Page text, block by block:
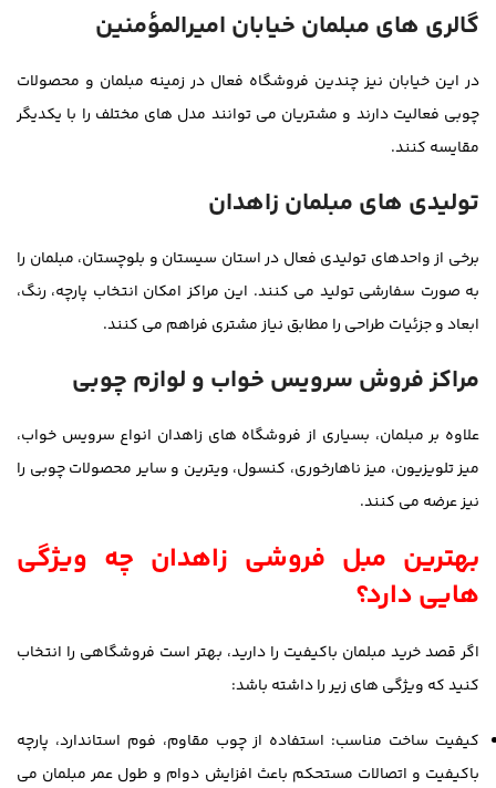
گالری های مبلمان خیابان امیرالمؤمنین
در این خیابان نیز چندین فروشگاه فعال در زمینه مبلمان و محصولات
چوبی فعالیت دارند و مشتریان می توانند مدل های مختلف را با یکدیگر
مقایسه کنند.
تولیدی های مبلمان زاهدان
برخی از واحدهای تولیدی فعال در استان سیستان و بلوچستان، مبلمان را
به صورت سفارشی تولید می کنند. این مراکز امکان انتخاب پارچه، رنگ،
ابعاد و جزئیات طراحی را مطابق نیاز مشتری فراهم می کنند.
مراکز فروش سرویس خواب و لوازم چوبی
علاوه بر مبلمان، بسیاری از فروشگاه های زاهدان انواع سرویس خواب،
میز تلویزیون، میز ناهارخوری، کنسول، ویترین و سایر محصولات چوبی را
نیز عرضه می کنند.
بهترین مبل فروشی زاهدان چه ویژگی
هایی دارد؟
اگر قصد خرید مبلمان باکیفیت را دارید، بهتر است فروشگاهی را انتخاب
کنید که ویژگی های زیر را داشته باشد:
کیفیت ساخت مناسب: استفاده از چوب مقاوم، فوم استاندارد، پارچه
باکیفیت و اتصالات مستحکم باعث افزایش دوام و طول عمر مبلمان می